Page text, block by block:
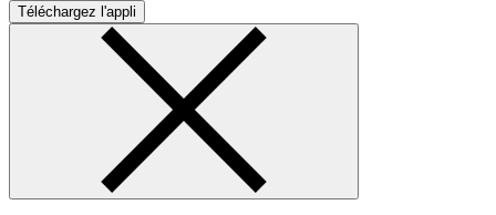
Téléchargez l'appli